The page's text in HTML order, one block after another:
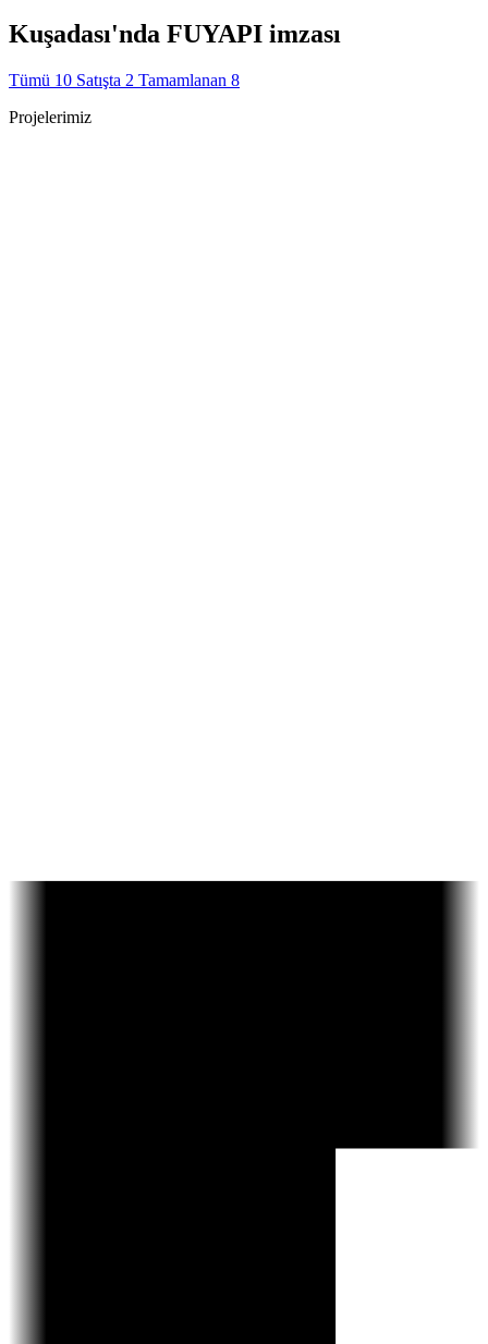
Kuşadası'nda FUYAPI imzası
Tümü 10 Satışta 2 Tamamlanan 8
Projelerimiz